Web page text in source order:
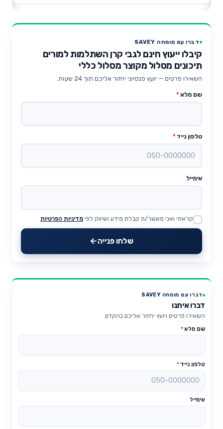
דברו עם מומחה SAVEY
קיבלו ייעוץ חינם לגבי קרן השתלמות למורים
תיכונים מסלול מקוצר מסלול כללי
השאירו פרטים — יועץ פנסיוני יחזור אליכם תוך 24 שעות.
שם מלא *
טלפון נייד *
אימייל
Website
קראתי ואני מאשר/ת קבלת מידע ושיווק לפי מדיניות הפרטיות
שלחו פנייה
דברו עם מומחה SAVEY
דברו איתנו
השאירו פרטים ויועץ יחזור אליכם בהקדם.
שם מלא*
טלפון נייד *
אימייל